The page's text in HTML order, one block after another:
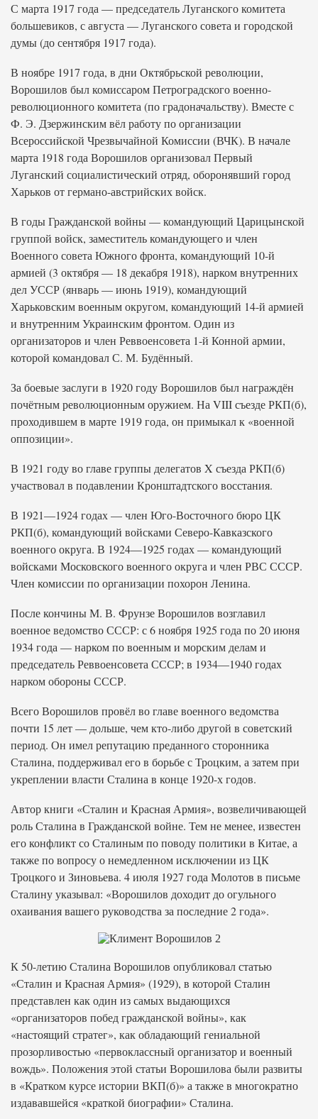
С марта 1917 года — председатель Луганского комитета
большевиков, с августа — Луганского совета и городской
думы (до сентября 1917 года).
В ноябре 1917 года, в дни Октябрьской революции,
Ворошилов был комиссаром Петроградского военно-
революционного комитета (по градоначальству). Вместе с
Ф. Э. Дзержинским вёл работу по организации
Всероссийской Чрезвычайной Комиссии (ВЧК). В начале
марта 1918 года Ворошилов организовал Первый
Луганский социалистический отряд, оборонявший город
Харьков от германо-австрийских войск.
В годы Гражданской войны — командующий Царицынской
группой войск, заместитель командующего и член
Военного совета Южного фронта, командующий 10-й
армией (3 октября — 18 декабря 1918), нарком внутренних
дел УССР (январь — июнь 1919), командующий
Харьковским военным округом, командующий 14-й армией
и внутренним Украинским фронтом. Один из
организаторов и член Реввоенсовета 1-й Конной армии,
которой командовал С. М. Будённый.
За боевые заслуги в 1920 году Ворошилов был награждён
почётным революционным оружием. На VIII съезде РКП(б),
проходившем в марте 1919 года, он примыкал к «военной
оппозиции».
В 1921 году во главе группы делегатов X съезда РКП(б)
участвовал в подавлении Кронштадтского восстания.
В 1921—1924 годах — член Юго-Восточного бюро ЦК
РКП(б), командующий войсками Северо-Кавказского
военного округа. В 1924—1925 годах — командующий
войсками Московского военного округа и член РВС СССР.
Член комиссии по организации похорон Ленина.
После кончины М. В. Фрунзе Ворошилов возглавил
военное ведомство СССР: с 6 ноября 1925 года по 20 июня
1934 года — нарком по военным и морским делам и
председатель Реввоенсовета СССР; в 1934—1940 годах
нарком обороны СССР.
Всего Ворошилов провёл во главе военного ведомства
почти 15 лет — дольше, чем кто-либо другой в советский
период. Он имел репутацию преданного сторонника
Сталина, поддерживал его в борьбе с Троцким, а затем при
укреплении власти Сталина в конце 1920-х годов.
Автор книги «Сталин и Красная Армия», возвеличивающей
роль Сталина в Гражданской войне. Тем не менее, известен
его конфликт со Сталиным по поводу политики в Китае, а
также по вопросу о немедленном исключении из ЦК
Троцкого и Зиновьева. 4 июля 1927 года Молотов в письме
Сталину указывал: «Ворошилов доходит до огульного
охаивания вашего руководства за последние 2 года».
К 50-летию Сталина Ворошилов опубликовал статью
«Сталин и Красная Армия» (1929), в которой Сталин
представлен как один из самых выдающихся
«организаторов побед гражданской войны», как
«настоящий стратег», как обладающий гениальной
прозорливостью «первоклассный организатор и военный
вождь». Положения этой статьи Ворошилова были развиты
в «Кратком курсе истории ВКП(б)» а также в многократно
издававшейся «краткой биографии» Сталина.